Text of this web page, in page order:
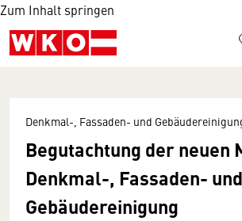
Zum Inhalt springen
Denkmal-, Fassaden- und
Begutachtung der neuen
Denkmal-, Fassaden- und
Gebäudereinigung